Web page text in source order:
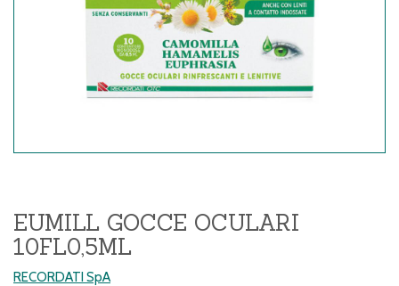
EUMILL GOCCE OCULARI
10FL0,5ML
RECORDATI SpA